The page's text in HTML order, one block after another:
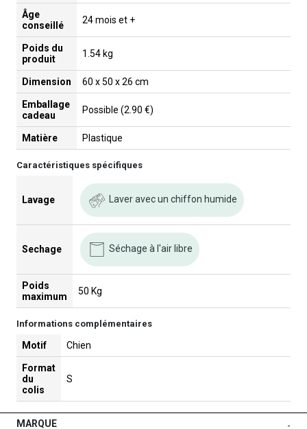
Âge
conseillé
24 mois et +
Poids du
produit
1.54 kg
Dimension 60 x 50 x 26 cm
Emballage
cadeau
Possible (2.90 €)
Matière Plastique
Caractéristiques spécifiques
Lavage Laver avec un chiffon humide
Sechage Séchage à l'air libre
Poids
maximum
50 Kg
Informations complémentaires
Motif Chien
Format
du
colis
S
MARQUE -